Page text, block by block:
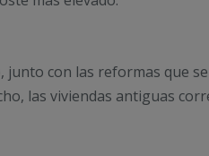
con las reformas que
las viviendas antiguas